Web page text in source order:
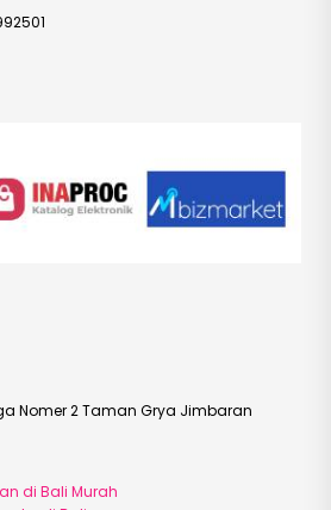
Nomer 2 Taman Grya Jimbaran
di Bali Murah